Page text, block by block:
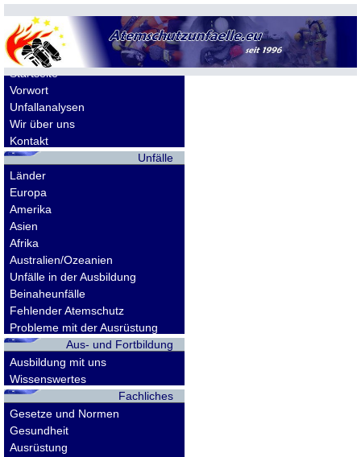
Allgemeines
Startseite
Vorwort
Unfallanalysen
Wir über uns
Kontakt
Unfälle
Länder
Europa
Amerika
Asien
Afrika
Australien/Ozeanien
Unfälle in der Ausbildung
Beinaheunfälle
Fehlender Atemschutz
Probleme mit der Ausrüstung
Aus- und Fortbildung
Ausbildung mit uns
Wissenswertes
Fachliches
Gesetze und Normen
Gesundheit
Ausrüstung